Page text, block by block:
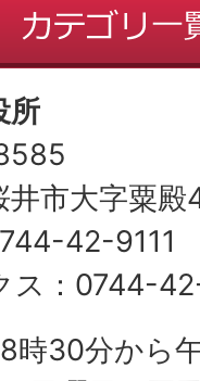
所
井市大字粟
42-9111
ス：0744-
時30分から